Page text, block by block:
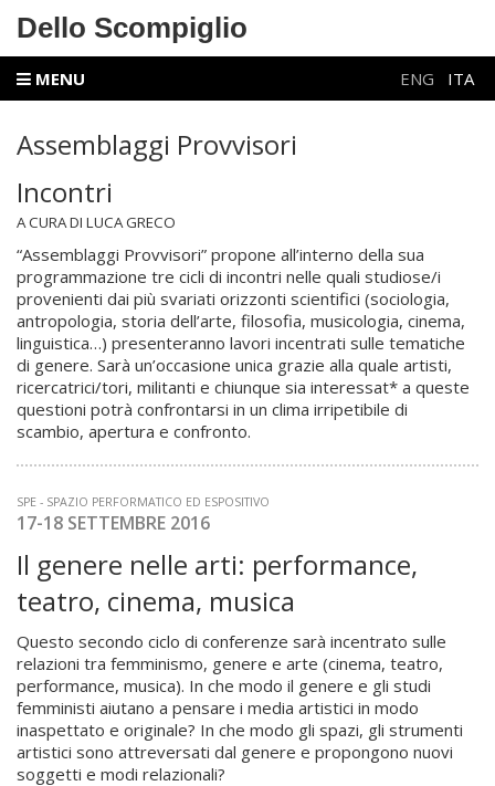
Dello Scompiglio
MENU ENG ITA
Assemblaggi Provvisori
Incontri
A CURA DI LUCA GRECO
“Assemblaggi Provvisori” propone all’interno della sua
programmazione tre cicli di incontri nelle quali studiose/i
provenienti dai più svariati orizzonti scientifici (sociologia,
antropologia, storia dell’arte, filosofia, musicologia, cinema,
linguistica…) presenteranno lavori incentrati sulle tematiche
di genere. Sarà un’occasione unica grazie alla quale artisti,
ricercatrici/tori, militanti e chiunque sia interessat* a queste
questioni potrà confrontarsi in un clima irripetibile di
scambio, apertura e confronto.
SPE - SPAZIO PERFORMATICO ED ESPOSITIVO
17-18 SETTEMBRE 2016
Il genere nelle arti: performance,
teatro, cinema, musica
Questo secondo ciclo di conferenze sarà incentrato sulle
relazioni tra femminismo, genere e arte (cinema, teatro,
performance, musica). In che modo il genere e gli studi
femministi aiutano a pensare i media artistici in modo
inaspettato e originale? In che modo gli spazi, gli strumenti
artistici sono attreversati dal genere e propongono nuovi
soggetti e modi relazionali?